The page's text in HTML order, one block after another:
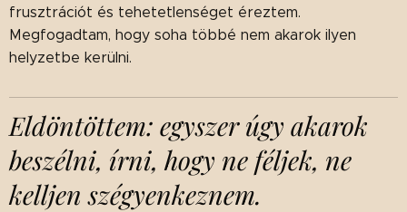
frusztrációt és tehetetlenséget éreztem.
Megfogadtam, hogy soha többé nem akarok ilyen
helyzetbe kerülni.
Eldöntöttem: egyszer úgy akarok
beszélni, írni, hogy ne féljek, ne
kelljen szégyenkeznem.